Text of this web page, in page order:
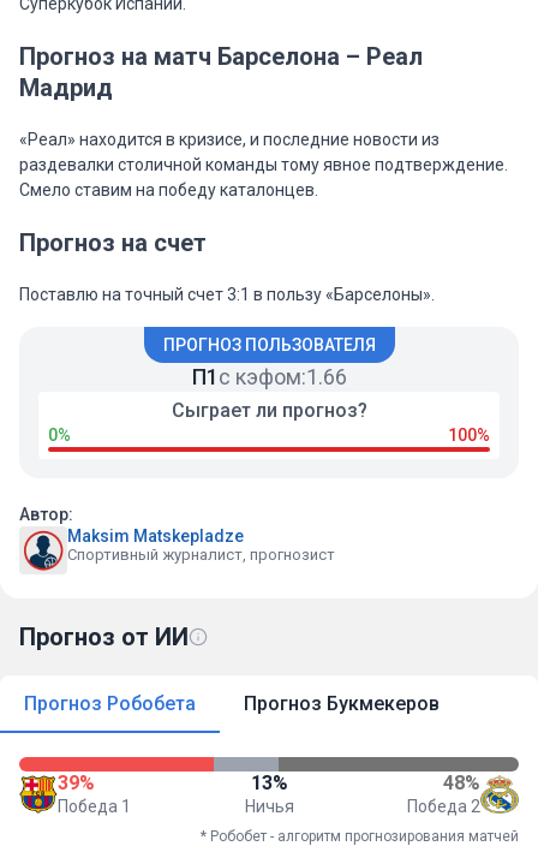
Прогноз на матч Барселона – Реал
Мадрид
«Реал» находится в кризисе, и последние новости из
раздевалки столичной команды тому явное подтверждение.
Смело ставим на победу каталонцев.
Прогноз на счет
Поставлю на точный счет 3:1 в пользу «Барселоны».
ПРОГНОЗ ПОЛЬЗОВАТЕЛЯ
П1с кэфом:1.66
0%
Сыграет ли прогноз?
100%
Автор:
Maksim Matskepladze
Спортивный журналист, прогнозист
Прогноз от ИИ
Прогноз Робобета Прогноз Букмекеров
39%
Победа 1
13%
Ничья
48%
Победа 2
* Робобет - алгоритм прогнозирования матчей